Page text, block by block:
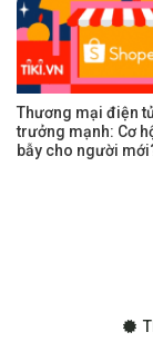
Thương mại điện
trưởng mạnh: Cơ
bẫy cho người